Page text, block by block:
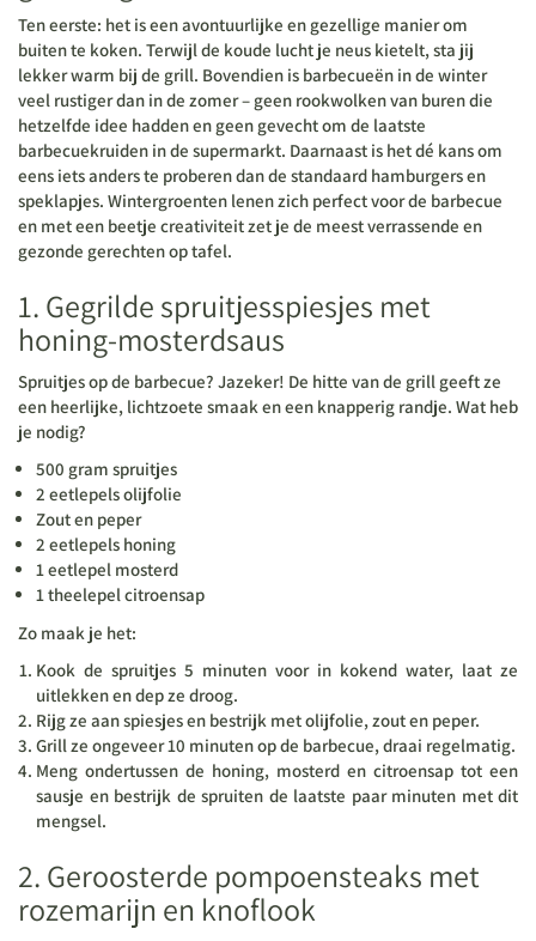
Ten eerste: het is een avontuurlijke en gezellige manier om
buiten te koken. Terwijl de koude lucht je neus kietelt, sta jij
lekker warm bij de grill. Bovendien is barbecueën in de winter
veel rustiger dan in de zomer – geen rookwolken van buren die
hetzelfde idee hadden en geen gevecht om de laatste
barbecuekruiden in de supermarkt. Daarnaast is het dé kans om
eens iets anders te proberen dan de standaard hamburgers en
speklapjes. Wintergroenten lenen zich perfect voor de barbecue
en met een beetje creativiteit zet je de meest verrassende en
gezonde gerechten op tafel.
1. Gegrilde spruitjesspiesjes met
honing-mosterdsaus
Spruitjes op de barbecue? Jazeker! De hitte van de grill geeft ze
een heerlijke, lichtzoete smaak en een knapperig randje. Wat heb
je nodig?
500 gram spruitjes
2 eetlepels olijfolie
Zout en peper
2 eetlepels honing
1 eetlepel mosterd
1 theelepel citroensap
Zo maak je het:
Kook de spruitjes 5 minuten voor in kokend water, laat ze
uitlekken en dep ze droog.
Rijg ze aan spiesjes en bestrijk met olijfolie, zout en peper.
Grill ze ongeveer 10 minuten op de barbecue, draai regelmatig.
Meng ondertussen de honing, mosterd en citroensap tot een
sausje en bestrijk de spruiten de laatste paar minuten met dit
mengsel.
2. Geroosterde pompoensteaks met
rozemarijn en knoflook